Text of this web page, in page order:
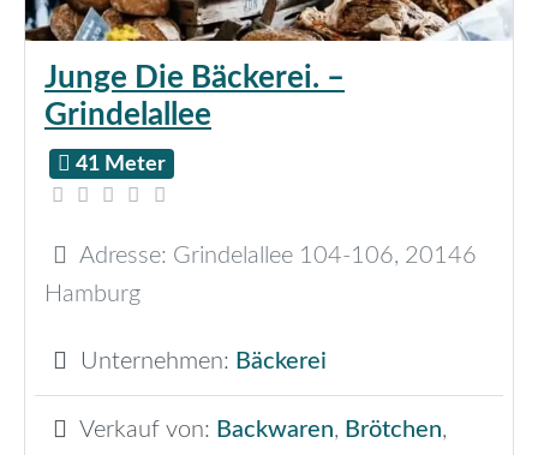
Junge Die Bäckerei. –
Grindelallee
41 Meter
Adresse: Grindelallee 104-106, 20146
Hamburg
Unternehmen: Bäckerei
Verkauf von: Backwaren, Brötchen,